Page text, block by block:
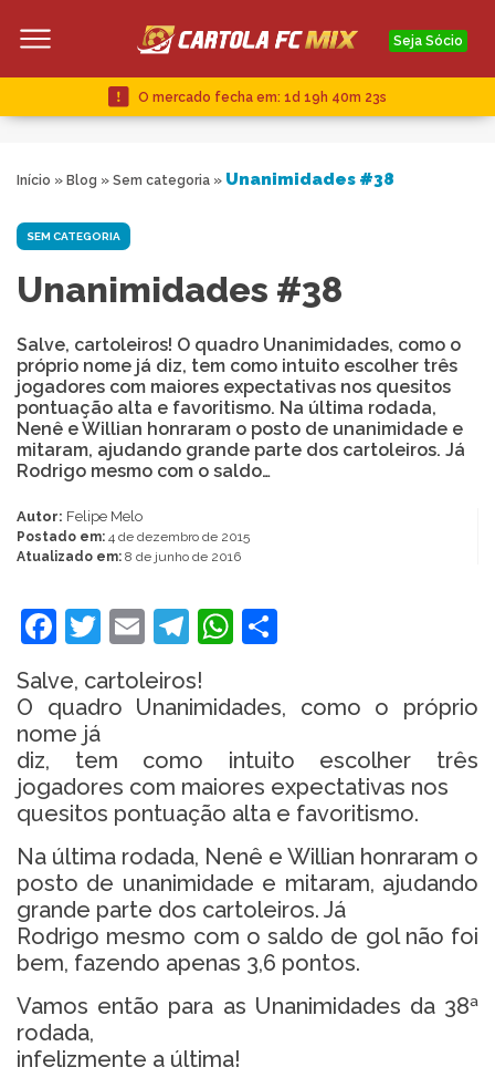
Seja Sócio
O mercado fecha em: 1d 19h 40m 23s
Início » Blog » Sem categoria » Unanimidades #38
SEM CATEGORIA
Unanimidades #38
Salve, cartoleiros! O quadro Unanimidades, como o
próprio nome já diz, tem como intuito escolher três
jogadores com maiores expectativas nos quesitos
pontuação alta e favoritismo. Na última rodada,
Nenê e Willian honraram o posto de unanimidade e
mitaram, ajudando grande parte dos cartoleiros. Já
Rodrigo mesmo com o saldo…
Autor: Felipe Melo
Postado em: 4 de dezembro de 2015
Atualizado em: 8 de junho de 2016
Facebook
Twitter
EmailTelegram
WhatsApp
Salve, cartoleiros!
O quadro Unanimidades, como o próprio
nome já
diz, tem como intuito escolher três
jogadores com maiores expectativas nos
quesitos pontuação alta e favoritismo.
Na última rodada, Nenê e Willian honraram o
posto de unanimidade e mitaram, ajudando
grande parte dos cartoleiros. Já
Rodrigo mesmo com o saldo de gol não foi
bem, fazendo apenas 3,6 pontos.
Vamos então para as Unanimidades da 38ª
rodada,
infelizmente a última!